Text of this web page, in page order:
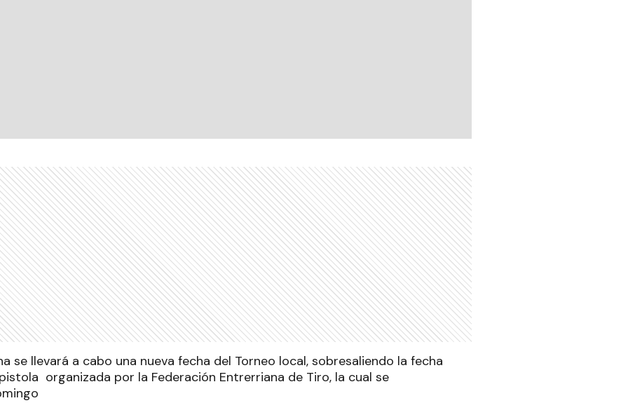
se llevará a cabo una nueva fecha del Torneo local, sobresaliendo la fecha
organizada por la Federación Entrerriana de Tiro, la cual se